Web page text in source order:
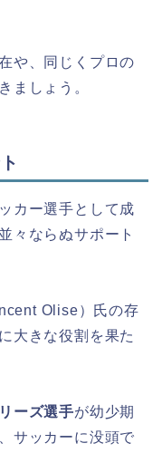
や、同じくプロの
ましょう。
カー選手として成
々ならぬサポート
Olise）氏の存
大きな役割を果た
ーズ選手が幼少期
サッカーに没頭で